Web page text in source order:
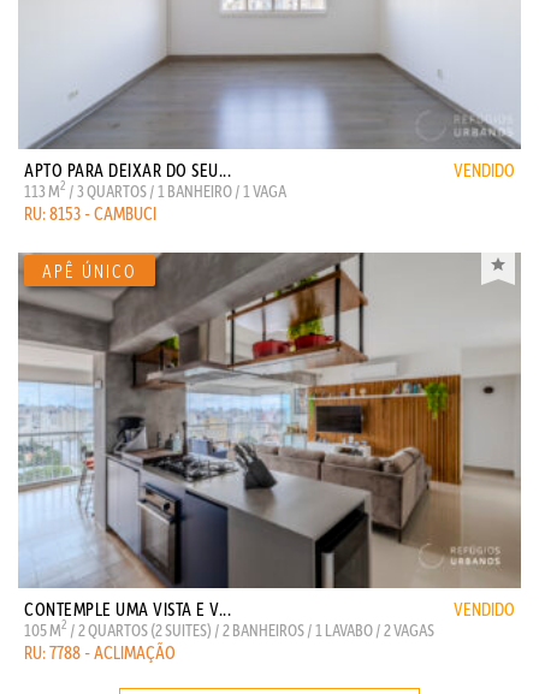
APTO PARA DEIXAR DO SEU... VENDIDO
113 M2 / 3 QUARTOS / 1 BANHEIRO / 1 VAGA
RU: 8153 - CAMBUCI
CONTEMPLE UMA VISTA E V... VENDIDO
105 M2 / 2 QUARTOS (2 SUITES) / 2 BANHEIROS / 1 LAVABO / 2 VAGAS
RU: 7788 - ACLIMAÇÃO